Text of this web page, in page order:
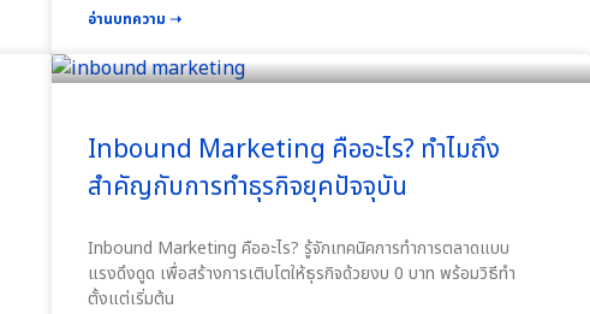
อ่านบทความ ➝
Inbound Marketing คืออะไร? ทำไมถึง
สำคัญกับการทำธุรกิจยุคปัจจุบัน
Inbound Marketing คืออะไร? รู้จักเทคนิคการทำการตลาดแบบ
แรงดึงดูด เพื่อสร้างการเติบโตให้ธุรกิจด้วยงบ 0 บาท พร้อมวิธีทำ
ตั้งแต่เริ่มต้น